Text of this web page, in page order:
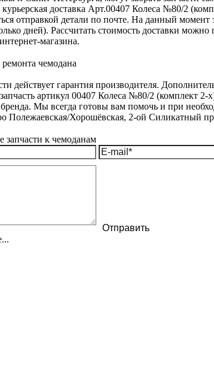
доставка Арт.00407 Колеса №80/2
отправкой детали по почте. На данный
дней). Рассчитать стоимость доставки
магазина.
действует гарантия производителя.
артикул 00407 Колеса №80/2 (комплект
Мы всегда готовы вам помочь и при
Полежаевская/Хорошёвская, 2-ой Силикатный